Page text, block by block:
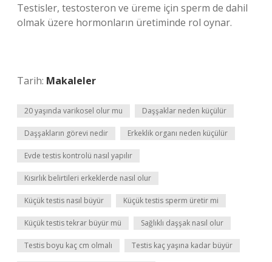
Testisler, testosteron ve üreme için sperm de dahil
olmak üzere hormonların üretiminde rol oynar.
Tarih: Makaleler
20 yaşında varikosel olur mu Daşşaklar neden küçülür
Daşşakların görevi nedir Erkeklik organı neden küçülür
Evde testis kontrolü nasıl yapılır
Kısırlık belirtileri erkeklerde nasıl olur
Küçük testis nasıl büyür Küçük testis sperm üretir mi
Küçük testis tekrar büyür mü Sağlıklı daşşak nasıl olur
Testis boyu kaç cm olmalı Testis kaç yaşına kadar büyür